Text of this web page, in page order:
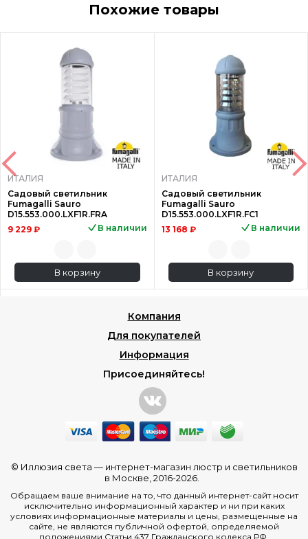
Похожие товары
ИТАЛИЯ
Садовый светильник
Fumagalli Sauro
D15.553.000.LXF1R.FRA
9 229 ₽
В наличии
В корзину
ИТАЛИЯ
Садовый светильник
Fumagalli Sauro
D15.553.000.LXF1R.FC1
13 168 ₽
В наличии
В корзину
Компания
Для покупателей
Информация
Присоединяйтесь!
© Иллюзия света — интернет-магазин люстр и светильников
в Москве , 2016-2026.
Обращаем ваше внимание на то, что данный интернет-сайт носит
исключительно информационный характер и ни при каких
условиях информационные материалы и цены, размещенные на
сайте, не являются публичной офертой, определяемой
положениями Статьи 437 Гражданского кодекса РФ.